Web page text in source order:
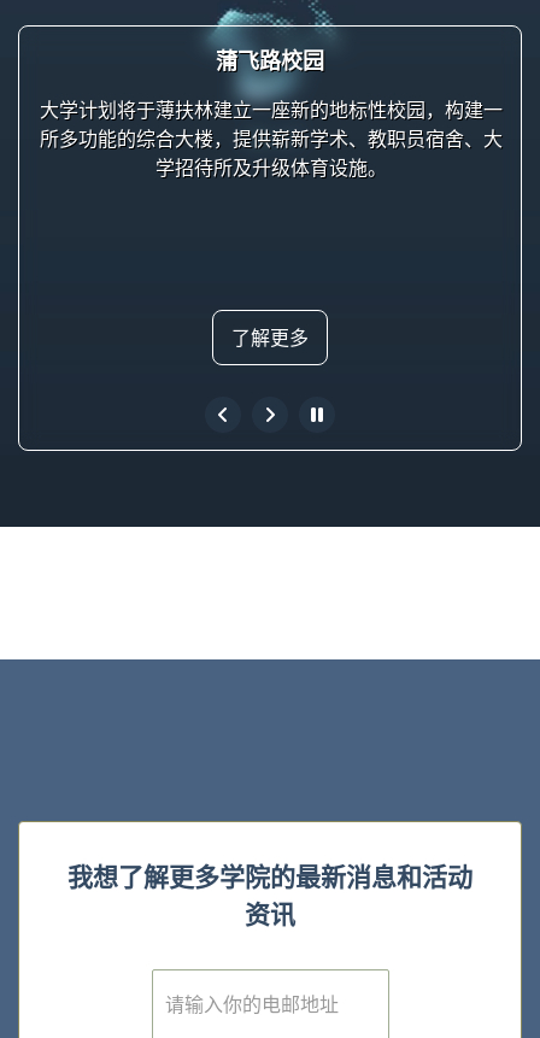
蒲飞路校园
大学计划将于薄扶林建立一座新的地标性校园，构建一
所多功能的综合大楼，提供崭新学术、教职员宿舍、大
学招待所及升级体育设施。
了解更多
我想了解更多学院的最新消息和活动
资讯
E
m